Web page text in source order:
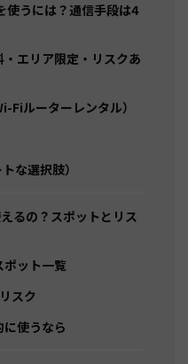
使うには？通信手段は4
エリア限定・リスクあ
ルーターレンタル）
な選択肢）
るの？スポットとリス
ット一覧
スク
使うなら